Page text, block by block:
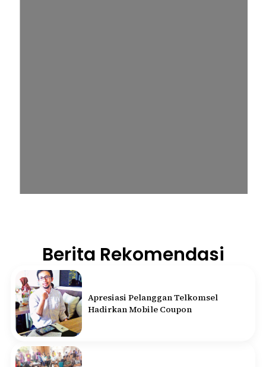
Berita Rekomendasi
Apresiasi Pelanggan Telkomsel
Hadirkan Mobile Coupon